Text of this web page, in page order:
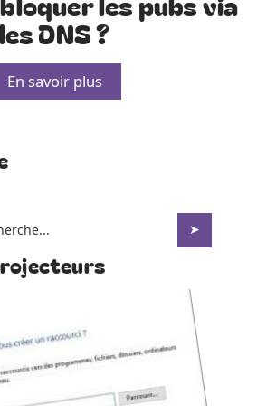
les DNS ?
En savoir plus